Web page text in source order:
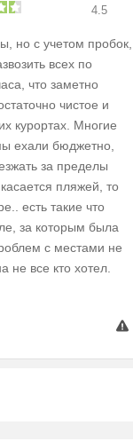
4.5
но с учетом пробок,
всех по
что заметно
чистое и
курортах. Многие
ехали бюджетно,
за пределы
пляжей, то
есть такие что
за которым была
с местами не
не все кто хотел.